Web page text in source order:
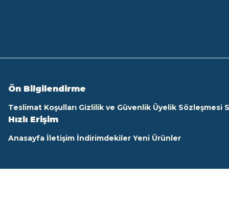
Ön Bilgilendirme
Teslimat Koşulları Gizlilik ve Güvenlik Üyelik Sözleşmesi
Hızlı Erişim
Anasayfa İletişim İndirimdekiler Yeni Ürünler